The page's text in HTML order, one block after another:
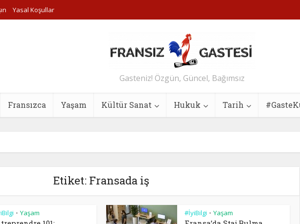
Yasal Koşullar
Gasteniz! Özgün, Güncel, Bağımsız
Fransızca Yaşam Kültür Sanat Hukuk Tarih
Etiket: Fransada iş
• Yaşam #İyiBilgi • Yaşam